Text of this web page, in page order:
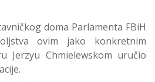
doma Parlamenta FBiH
ovim jako konkretnim
Jerzyu Chmielewskom uručio